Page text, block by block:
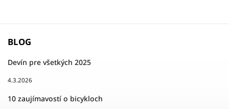
BLOG
Devín pre všetkých 2025
4.3.2026
10 zaujímavostí o bicykloch